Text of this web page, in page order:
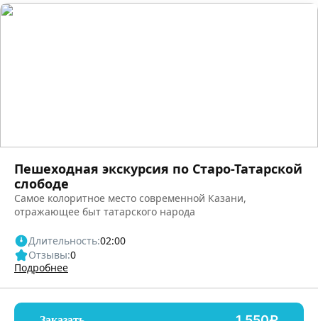
Пешеходная экскурсия по Старо-Татарской
слободе
Самое колоритное место современной Казани,
отражающее быт татарского народа
Длительность:02:00
Отзывы:0
Подробнее